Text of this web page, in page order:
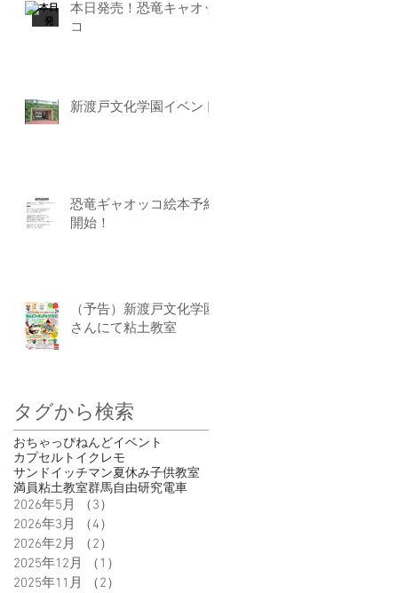
本日発売！恐竜キャオッ
コ
新渡戸文化学園イベント
恐竜ギャオッコ絵本予約
開始！
（予告）新渡戸文化学園
さんにて粘土教室
タグから検索
2026年5月 （3）
2026年3月
（4）
2026年2月
（2）
2025年12月
（1）
2025年11月
（2）
おちゃっぴねんどイベント
カプセルトイクレモ
サンドイッチマン夏休み子供教室
満員粘土教室群馬自由研究電車